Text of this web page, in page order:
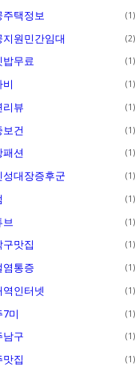
주택정보 1
지원민간임대 2
밥무료 1
비 1
리뷰 1
보건 1
패션 1
성대장증후군 1
1
브 1
구맛집 1
염통증 1
역인터넷 1
7미 1
남구 1
맛집 1